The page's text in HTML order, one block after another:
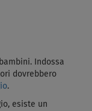
Indossa
dovrebbero
.
esiste un